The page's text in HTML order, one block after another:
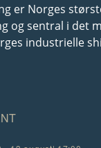
er Norges
og sentral i det
industrielle